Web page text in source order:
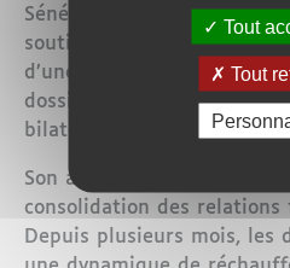
Sénégal, avant de diriger
soutien du ministère. Un
d’une expertise reconnue
dossiers diplomatiques
bilatérales stratégiques.
Son arrivée à Rabat
consolidation des relations
Depuis plusieurs mois, les
Tout
Tout